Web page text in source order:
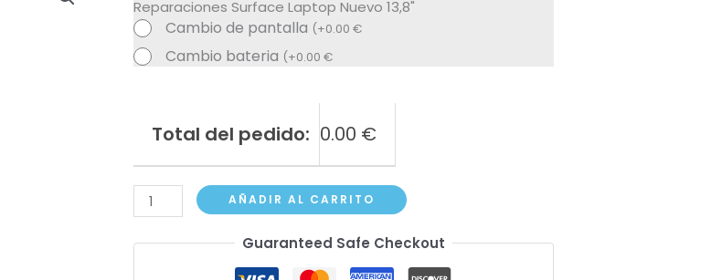
Reparaciones Surface Laptop Nuevo 13,8"
Cambio de pantalla (+0.00 €
Cambio bateria (+0.00 €
Total del pedido: 0.00 €
Surface
Laptop
Nuevo
AÑADIR AL CARRITO
Guaranteed Safe Checkout